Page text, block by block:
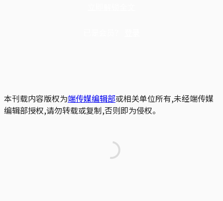
本刊载内容版权为端传媒编辑部或相关单位所有,未经端传媒
编辑部授权,请勿转载或复制,否则即为侵权。